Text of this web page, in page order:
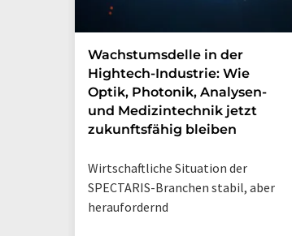
Wachstumsdelle in der
Hightech-Industrie: Wie
Optik, Photonik, Analysen-
und Medizintechnik jetzt
zukunftsfähig bleiben
Wirtschaftliche Situation der
SPECTARIS-Branchen stabil, aber
heraufordernd